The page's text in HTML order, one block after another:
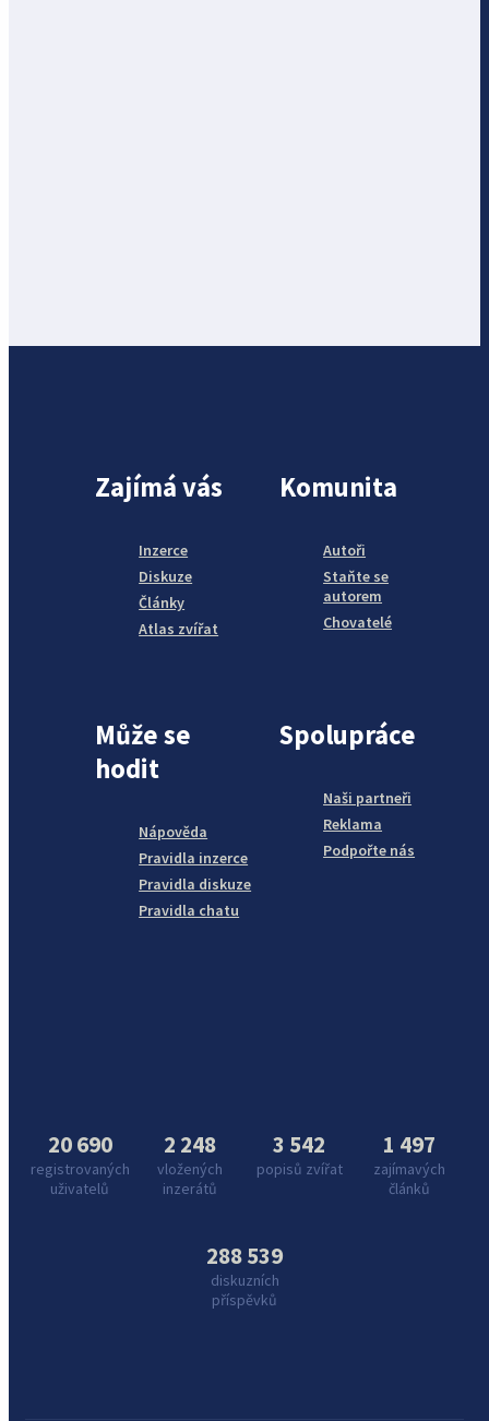
Zajímá vás
Inzerce
Diskuze
Články
Atlas zvířat
Komunita
Autoři
Staňte se
autorem
Chovatelé
Může se
hodit
Nápověda
Pravidla inzerce
Pravidla diskuze
Pravidla chatu
Spolupráce
Naši partneři
Reklama
Podpořte nás
20 690
registrovaných
uživatelů
2 248
vložených
inzerátů
3 542
popisů zvířat
1 497
zajímavých
článků
288 539
diskuzních
příspěvků